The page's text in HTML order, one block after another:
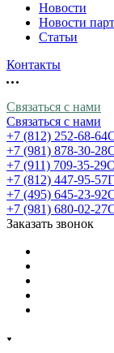
Новости
Новости
Статьи
Контакты
Связаться с нами
Связаться с нами
+7 (812) 252-68-64
+7 (981) 878-30-28
+7 (911) 709-35-29
+7 (812) 447-95-57
+7 (495) 645-23-92
+7 (981) 680-02-27
Заказать звонок